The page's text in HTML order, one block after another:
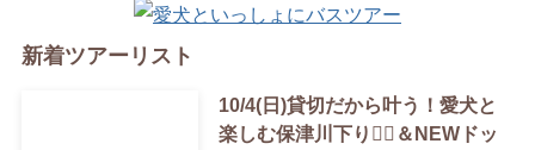
新着ツアーリスト
10/4(日)貸切だから叶う！愛犬と
楽しむ保津川下り🚣‍♀️＆NEWドッ